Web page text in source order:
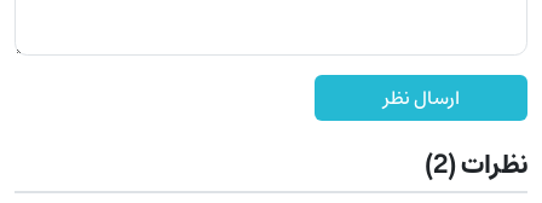
ارسال نظر
نظرات(2)